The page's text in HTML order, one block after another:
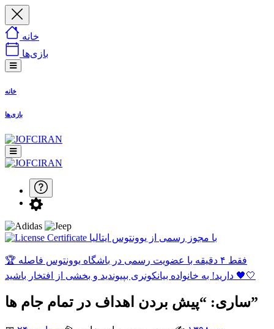
خانه
بازی‌ها
خانه
بازی‌ها
با مجوز رسمی از یوونتوس ایتالیا
🏆 فقط ۴ دقیقه با عضویت رسمی در باشگاه یوونتوس فاصله
دارید! به خانواده بیانکونری بپیوندید و بخشی از افتخار باشید 🖤🤍
ساری: “پیش بردن اهداف در تمام جام ها”